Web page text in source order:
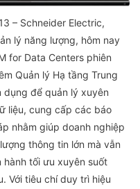
– Schneider Electric,
lý năng lượng, hôm nay
for Data Centers phiên
Quản lý Hạ tầng Trung
dụng để quản lý xuyên
liệu, cung cấp các báo
nhằm giúp doanh nghiệp
thông tin lớn mà vẫn
tối ưu xuyên suốt
Với tiêu chí duy trì hiệu